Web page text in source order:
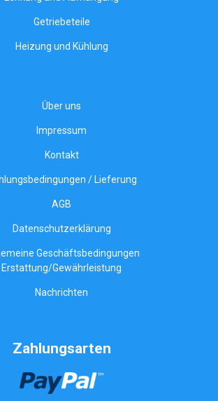
Getriebeteile
Heizung und Kühlung
Über uns
Impressum
Kontakt
/ Lieferung
AGB
Datenschutzerklärung
Geschäftsbedingungen
Erstattung/Gewährleistung
Nachrichten
Zahlungsarten